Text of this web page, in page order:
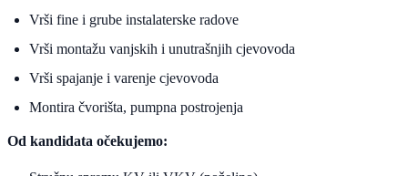
Vrši fine i grube instalaterske radove
Vrši montažu vanjskih i unutrašnjih cjevovoda
Vrši spajanje i varenje cjevovoda
Montira čvorišta, pumpna postrojenja
Od kandidata očekujemo: